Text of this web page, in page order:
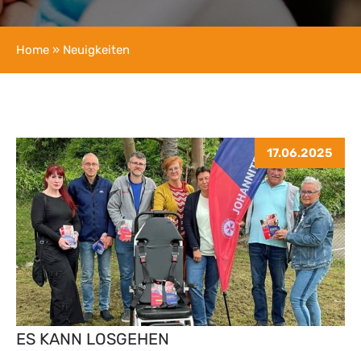
Home » Neuigkeiten
17.06.2025
ES KANN LOSGEHEN